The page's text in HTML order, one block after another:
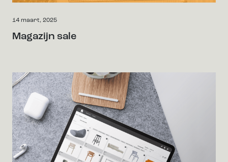
14 maart, 2025
Magazijn sale